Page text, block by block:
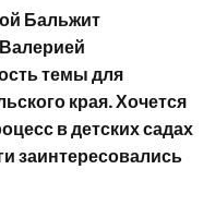
Бальжит
темы для
края. Хочется
в детских садах
заинтересовались